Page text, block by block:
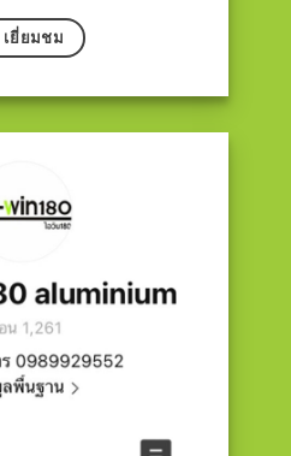
เยี่ยมชม